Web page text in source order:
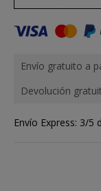
Envío gratuito a
Devolución
Envío Express: 3/5